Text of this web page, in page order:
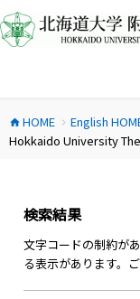
ン
テ
ス
キ
home HOME chevron_right English
Hokkaido University
検索結果
文字コードの制約が
る表示があります。